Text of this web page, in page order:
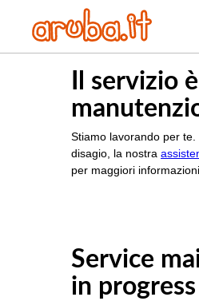
Il servizio
Stiamo lavorando per
disagio, la nostra
per maggiori informazioni
Service
in progress